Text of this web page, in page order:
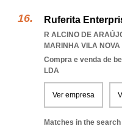
Ruferita
R ALCINO DE
MARINHA VILA
Compra e venda de
LDA
Ver empresa
Matches in the